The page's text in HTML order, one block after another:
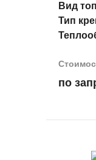
Вид
Тип
по